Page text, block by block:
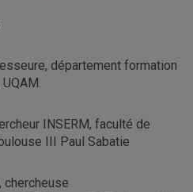
département formation
INSERM, faculté de
III Paul Sabatie
chercheuse